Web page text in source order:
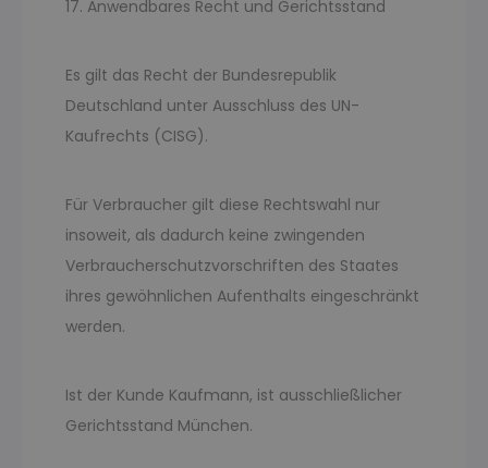
17. Anwendbares Recht und Gerichtsstand
Es gilt das Recht der Bundesrepublik
Deutschland unter Ausschluss des UN-
Kaufrechts (CISG).
Für Verbraucher gilt diese Rechtswahl nur
insoweit, als dadurch keine zwingenden
Verbraucherschutzvorschriften des Staates
ihres gewöhnlichen Aufenthalts eingeschränkt
werden.
Ist der Kunde Kaufmann, ist ausschließlicher
Gerichtsstand München.